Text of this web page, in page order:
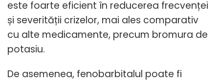
este foarte eficient în reducerea frecvenței
și severității crizelor, mai ales comparativ
cu alte medicamente, precum bromura de
potasiu.
De asemenea, fenobarbitalul poate fi